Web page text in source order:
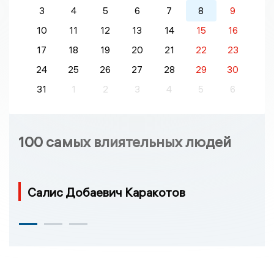
3
4 5 6 7 8
9
10
11 12 13 14 15
16
17
18 19 20 21 22
23
24
25 26 27 28 29
30
31
1 2 3 4 5 6
100 самых влиятельных людей
Салис Добаевич Каракотов